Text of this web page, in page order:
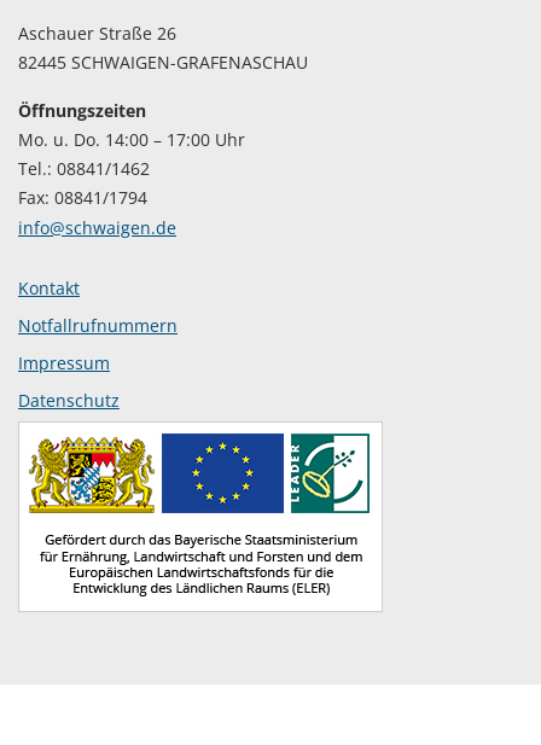
Aschauer Straße 26
82445 SCHWAIGEN-GRAFENASCHAU
Öffnungszeiten
Mo. u. Do. 14:00 – 17:00 Uhr
Tel.: 08841/1462
Fax: 08841/1794
info@schwaigen.de
Kontakt
Notfallrufnummern
Impressum
Datenschutz